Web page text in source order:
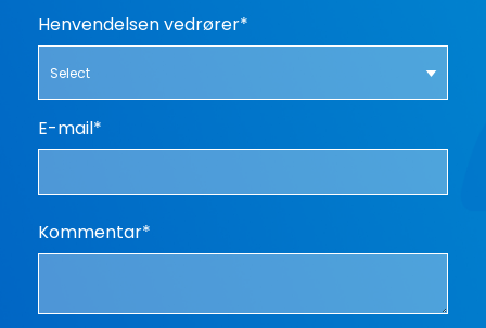
Henvendelsen vedrører*
Select
E-mail*
Kommentar*